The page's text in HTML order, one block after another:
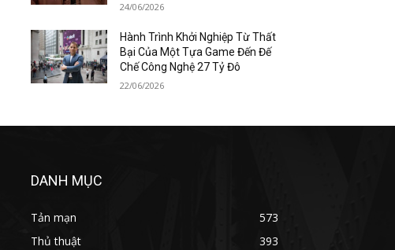
24/06/2026
Hành Trình Khởi Nghiệp Từ Thất
Bại Của Một Tựa Game Đến Đế
Chế Công Nghệ 27 Tỷ Đô
22/06/2026
DANH MỤC
Tản mạn
573
Thủ thuật
393